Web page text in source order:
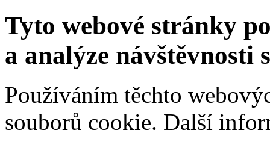
Tyto webové stránky
a analýze návštěvnosti
Používáním těchto
souborů cookie. Další